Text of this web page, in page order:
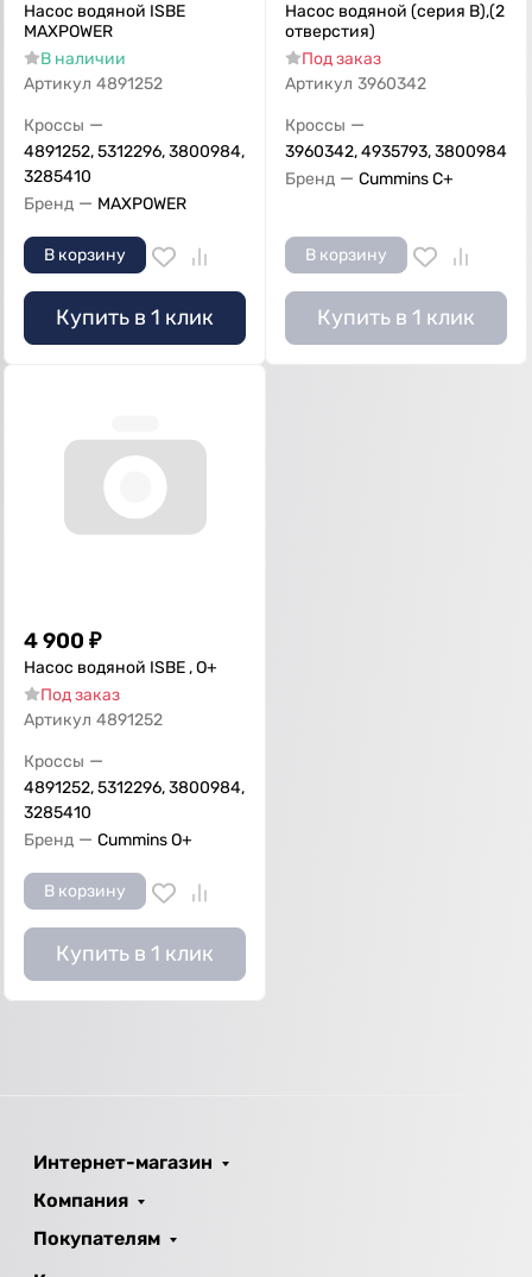
Насос водяной ISBE
MAXPOWER
В наличии
Артикул 4891252
Кроссы —
4891252, 5312296, 3800984,
3285410
Бренд — MAXPOWER
В корзину
Купить в 1 клик
Насос водяной (серия В),(2
отверстия)
Под заказ
Артикул 3960342
Кроссы —
3960342, 4935793, 3800984
Бренд — Cummins C+
В корзину
Купить в 1 клик
4 900 ₽
Насос водяной ISBE , О+
Под заказ
Артикул 4891252
Кроссы —
4891252, 5312296, 3800984,
3285410
Бренд — Cummins O+
В корзину
Купить в 1 клик
Интернет-магазин
Компания
Покупателям